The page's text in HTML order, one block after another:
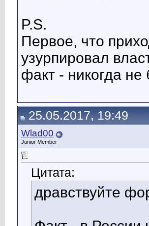
P.S.
Первое, что
узурпировал
факт - никогда не
25.05.2017, 19:49
Wlad00
Junior Member
Цитата:
дравствуйте